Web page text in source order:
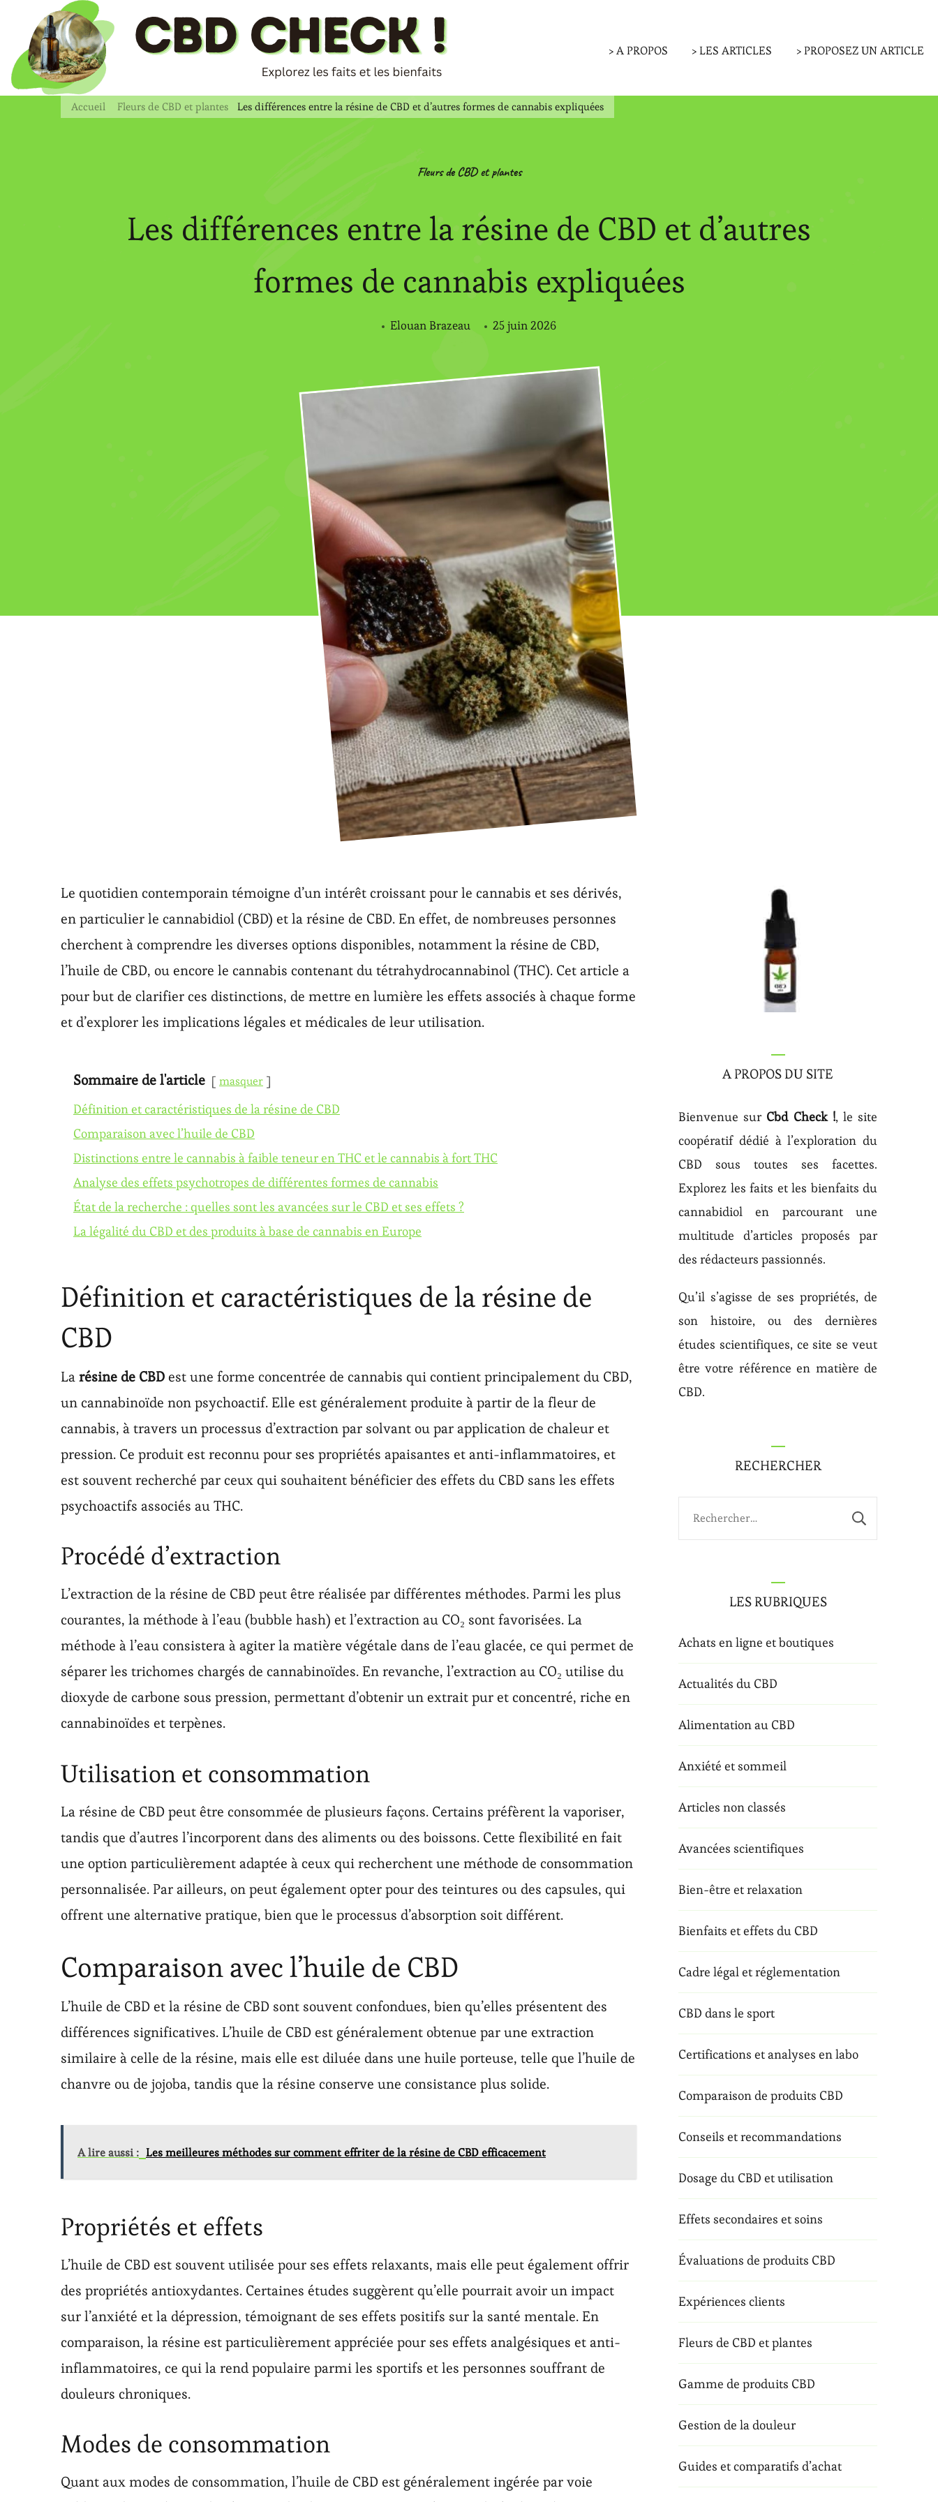
> A PROPOS > LES ARTICLES > PROPOSEZ UN ARTICLE
Accueil Fleurs de CBD et plantes Les différences entre la résine de CBD et d’autres formes de cannabis expliquées
Fleurs de CBD et plantes
Les différences entre la résine de CBD et d’autres
formes de cannabis expliquées
Elouan Brazeau 25 juin 2026
Le quotidien contemporain témoigne d’un intérêt croissant pour le cannabis et ses dérivés,
en particulier le cannabidiol (CBD) et la résine de CBD. En effet, de nombreuses personnes
cherchent à comprendre les diverses options disponibles, notamment la résine de CBD,
l’huile de CBD, ou encore le cannabis contenant du tétrahydrocannabinol (THC). Cet article a
pour but de clarifier ces distinctions, de mettre en lumière les effets associés à chaque forme
et d’explorer les implications légales et médicales de leur utilisation.
Sommaire de l'article masquer
Définition et caractéristiques de la résine de CBD
Comparaison avec l’huile de CBD
Distinctions entre le cannabis à faible teneur en THC et le cannabis à fort THC
Analyse des effets psychotropes de différentes formes de cannabis
État de la recherche : quelles sont les avancées sur le CBD et ses effets ?
La légalité du CBD et des produits à base de cannabis en Europe
Définition et caractéristiques de la résine de
CBD
Larésine de CBDest une forme concentrée de cannabis qui contient principalement du CBD,
un cannabinoïde non psychoactif. Elle est généralement produite à partir de la fleur de
cannabis, à travers un processus d’extraction par solvant ou par application de chaleur et
pression. Ce produit est reconnu pour ses propriétés apaisantes et anti-inflammatoires, et
est souvent recherché par ceux qui souhaitent bénéficier des effets du CBD sans les effets
psychoactifs associés au THC.
Procédé d’extraction
L’extraction de la résine de CBD peut être réalisée par différentes méthodes. Parmi les plus
courantes, la méthode à l’eau (bubble hash) et l’extraction au CO₂ sont favorisées. La
méthode à l’eau consistera à agiter la matière végétale dans de l’eau glacée, ce qui permet de
séparer les trichomes chargés de cannabinoïdes. En revanche, l’extraction au CO₂ utilise du
dioxyde de carbone sous pression, permettant d’obtenir un extrait pur et concentré, riche en
cannabinoïdes et terpènes.
Utilisation et consommation
La résine de CBD peut être consommée de plusieurs façons. Certains préfèrent la vaporiser,
tandis que d’autres l’incorporent dans des aliments ou des boissons. Cette flexibilité en fait
une option particulièrement adaptée à ceux qui recherchent une méthode de consommation
personnalisée. Par ailleurs, on peut également opter pour des teintures ou des capsules, qui
offrent une alternative pratique, bien que le processus d’absorption soit différent.
Comparaison avec l’huile de CBD
L’huile de CBD et la résine de CBD sont souvent confondues, bien qu’elles présentent des
différences significatives. L’huile de CBD est généralement obtenue par une extraction
similaire à celle de la résine, mais elle est diluée dans une huile porteuse, telle que l’huile de
chanvre ou de jojoba, tandis que la résine conserve une consistance plus solide.
A lire aussi : Les meilleures méthodes sur comment effriter de la résine de CBD efficacement
Propriétés et effets
L’huile de CBD est souvent utilisée pour ses effets relaxants, mais elle peut également offrir
des propriétés antioxydantes. Certaines études suggèrent qu’elle pourrait avoir un impact
sur l’anxiété et la dépression, témoignant de ses effets positifs sur la santé mentale. En
comparaison, la résine est particulièrement appréciée pour ses effets analgésiques et anti-
inflammatoires, ce qui la rend populaire parmi les sportifs et les personnes souffrant de
douleurs chroniques.
Modes de consommation
Quant aux modes de consommation, l’huile de CBD est généralement ingérée par voie
A PROPOS DU SITE
Bienvenue sur Cbd Check !, le site
coopératif dédié à l’exploration du
CBD sous toutes ses facettes.
Explorez les faits et les bienfaits du
cannabidiol en parcourant une
multitude d’articles proposés par
des rédacteurs passionnés.
Qu’il s’agisse de ses propriétés, de
son histoire, ou des dernières
études scientifiques, ce site se veut
être votre référence en matière de
CBD.
RECHERCHER
LES RUBRIQUES
Achats en ligne et boutiques
Actualités du CBD
Alimentation au CBD
Anxiété et sommeil
Articles non classés
Avancées scientifiques
Bien-être et relaxation
Bienfaits et effets du CBD
Cadre légal et réglementation
CBD dans le sport
Certifications et analyses en labo
Comparaison de produits CBD
Conseils et recommandations
Dosage du CBD et utilisation
Effets secondaires et soins
Évaluations de produits CBD
Expériences clients
Fleurs de CBD et plantes
Gamme de produits CBD
Gestion de la douleur
Guides et comparatifs d’achat